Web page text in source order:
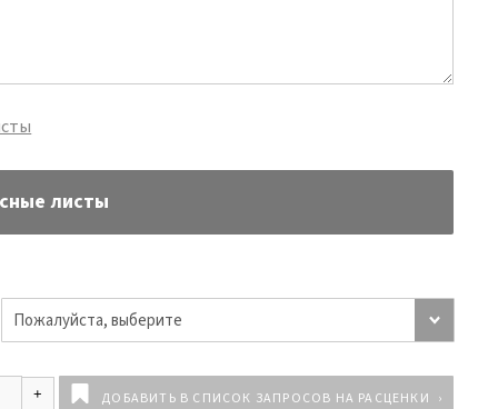
листы
ДОБАВИТЬ В СПИСОК ЗАПРОСОВ НА РАСЦЕНКИ